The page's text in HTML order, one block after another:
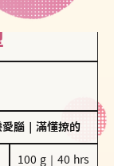
愛腦 滿懂撩的
100 g｜40 hrs